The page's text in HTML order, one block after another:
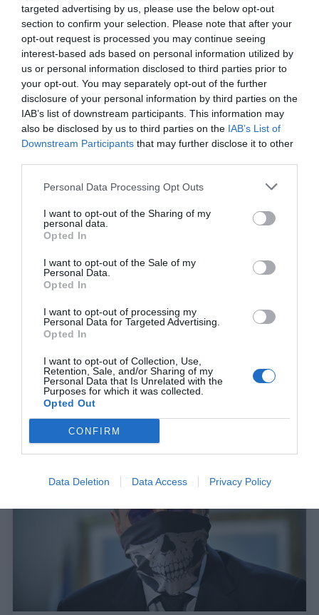
targeted advertising by us, please use the below opt-out
section to confirm your selection. Please note that after your
opt-out request is processed you may continue seeing
interest-based ads based on personal information utilized by
us or personal information disclosed to third parties prior to
your opt-out. You may separately opt-out of the further
disclosure of your personal information by third parties on the
IAB’s list of downstream participants. This information may
also be disclosed by us to third parties on the IAB’s List of
Downstream Participants that may further disclose it to other
Personal Data Processing Opt Outs
I want to opt-out of the Sharing of my
personal data.
Opted In
I want to opt-out of the Sale of my
Personal Data.
Opted In
I want to opt-out of processing my
Personal Data for Targeted Advertising.
Opted In
I want to opt-out of Collection, Use,
Retention, Sale, and/or Sharing of my
Personal Data that Is Unrelated with the
Purposes for which it was collected.
Opted Out
CONFIRM
Data Deletion Data Access Privacy Policy
όποιον την φέρει ώστα να μη χρειάζεται μάσκα σε
κλειστούς χώρους.
Θανάσης Πλεύρης, προστατεύοντας τον εαυτό του τόσο
από τον covid-19 όσο και από απρόσμενες συναντήσεις
ότι πηγαίνει 6 το πρωί για βόλτα στα Εξάρχεια.